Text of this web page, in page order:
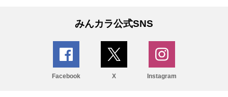
みんカラ公式SNS
Facebook X Instagram